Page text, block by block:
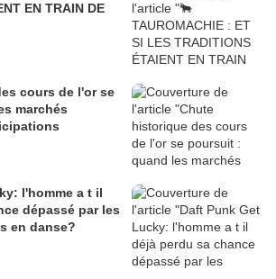
EN TRAIN DE
cours de l'or se
marchés
l'homme a t il
dépassé par les
en danse?